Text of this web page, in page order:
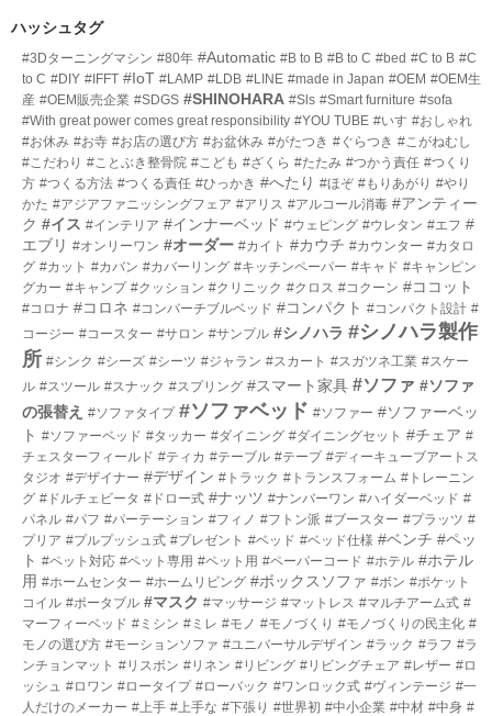
リ
数
ハッシュタグ
#3Dターニングマシン #80年 #Automatic #B to B #B to C #bed #C to B #C
to C #DIY #IFFT #IoT #LAMP #LDB #LINE #made in Japan #OEM #OEM生
産 #OEM販売企業 #SDGS #SHINOHARA #Sls #Smart furniture #sofa
#With great power comes great responsibility #YOU TUBE #いす #おしゃれ
#お休み #お寺 #お店の選び方 #お盆休み #がたつき #ぐらつき #こがねむし
#こだわり #ことぶき整骨院 #こども #ざくら #たたみ #つかう責任 #つくり
方 #つくる方法 #つくる責任 #ひっかき #へたり #ほぞ #もりあがり #やり
かた #アジアファニッシングフェア #アリス #アルコール消毒 #アンティー
ク #イス #インテリア #インナーベッド #ウェピング #ウレタン #エフ #
エブリ #オンリーワン #オーダー #カイト #カウチ #カウンター #カタロ
グ #カット #カバン #カバーリング #キッチンペーパー #キャド #キャンピン
グカー #キャンプ #クッション #クリニック #クロス #コクーン #ココット
#コロナ #コロネ #コンバーチブルベッド #コンパクト #コンパクト設計 #
コージー #コースター #サロン #サンプル #シノハラ #シノハラ製作
所 #シンク #シーズ #シーツ #ジャラン #スカート #スガツネ工業 #スケー
ル #スツール #スナック #スプリング #スマート家具 #ソファ #ソファ
の張替え #ソファタイプ #ソファベッド #ソファー #ソファーベッ
ト #ソファーベッド #タッカー #ダイニング #ダイニングセット #チェア #
チェスターフィールド #ティカ #テーブル #テープ #ディーキューブアートス
タジオ #デザイナー #デザイン #トラック #トランスフォーム #トレーニン
グ #ドルチェビータ #ドロー式 #ナッツ #ナンバーワン #ハイダーベッド #
パネル #パフ #パーテーション #フィノ #フトン派 #ブースター #プラッツ #
プリア #プルプッシュ式 #プレゼント #ベッド #ベッド仕様 #ベンチ #ペッ
ト #ペット対応 #ペット専用 #ペット用 #ペーパーコード #ホテル #ホテル
用 #ホームセンター #ホームリビング #ボックスソファ #ボン #ポケット
コイル #ポータブル #マスク #マッサージ #マットレス #マルチアーム式 #
マーフィーベッド #ミシン #ミレ #モノ #モノづくり #モノづくりの民主化 #
モノの選び方 #モーションソファ #ユニバーサルデザイン #ラック #ラフ #ラ
ンチョンマット #リスボン #リネン #リビング #リビングチェア #レザー #ロ
ッシュ #ロワン #ロータイプ #ローバック #ワンロック式 #ヴィンテージ #一
人だけのメーカー #上手 #上手な #下張り #世界初 #中小企業 #中材 #中身 #